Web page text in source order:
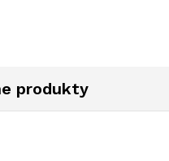
produkty